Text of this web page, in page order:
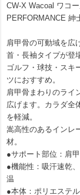
CW-X Wacoal ワコ
PERFORMANCE 紳
肩甲骨の可動域を広
首・長袖タイプが登
ゴルフ・球技・スキ
ツにおすすめ。
肩甲骨まわりのライ
広げます。カラダ全
を軽減。
嵩高性のあるインレ
材。
●サポート部位：肩
●機能性：吸汗速乾
温
●本体：ポリエステ